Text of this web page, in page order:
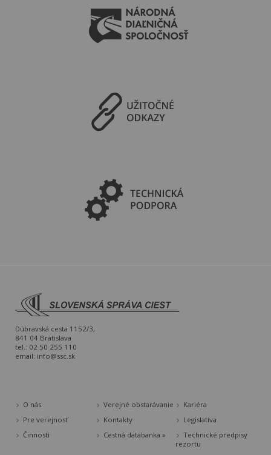
Dúbravská cesta 1152/3,
841 04 Bratislava
tel.: 02 50 255 110
email: info@ssc.sk
O nás Verejné obstarávanie
Kariéra
Pre verejnosť
Kontakty
Legislatíva
Činnosti
Cestná databanka »
Technické predpisy
rezortu